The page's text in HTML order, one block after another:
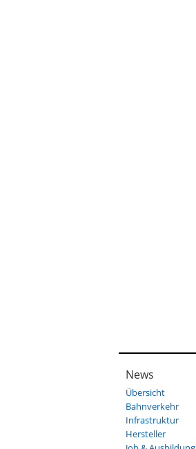
News
Übersicht
Bahnverkehr
Infrastruktur
Hersteller